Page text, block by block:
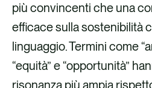
più convincenti che una
efficace sulla sostenibilità
linguaggio. Termini come
“equità” e “opportunità”
risonanza più ampia